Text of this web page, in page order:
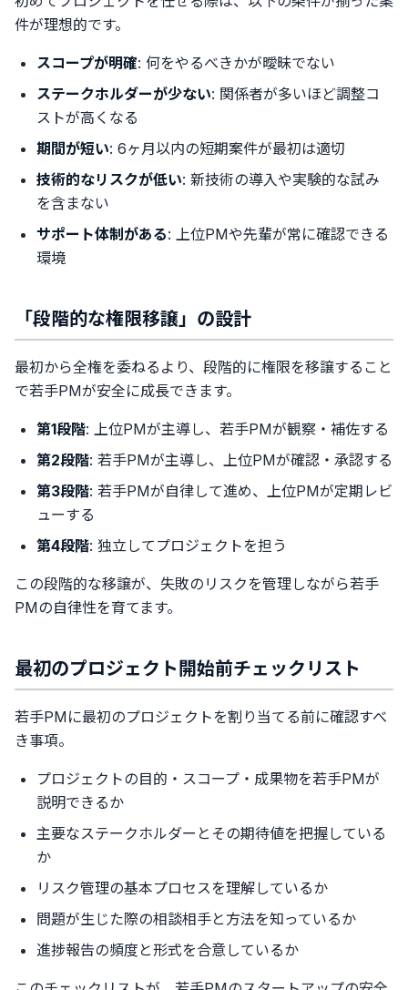
件が理想的です。
スコープが明確: 何をやるべきかが曖昧でない
ステークホルダーが少ない: 関係者が多いほど調整コ
ストが高くなる
期間が短い: 6ヶ月以内の短期案件が最初は適切
技術的なリスクが低い: 新技術の導入や実験的な試み
を含まない
サポート体制がある: 上位PMや先輩が常に確認できる
環境
「段階的な権限移譲」の設計
最初から全権を委ねるより、段階的に権限を移譲すること
で若手PMが安全に成長できます。
第1段階: 上位PMが主導し、若手PMが観察・補佐する
第2段階: 若手PMが主導し、上位PMが確認・承認する
第3段階: 若手PMが自律して進め、上位PMが定期レビ
ューする
第4段階: 独立してプロジェクトを担う
この段階的な移譲が、失敗のリスクを管理しながら若手
PMの自律性を育てます。
最初のプロジェクト開始前チェックリスト
若手PMに最初のプロジェクトを割り当てる前に確認すべ
き事項。
プロジェクトの目的・スコープ・成果物を若手PMが
説明できるか
主要なステークホルダーとその期待値を把握している
か
リスク管理の基本プロセスを理解しているか
問題が生じた際の相談相手と方法を知っているか
進捗報告の頻度と形式を合意しているか